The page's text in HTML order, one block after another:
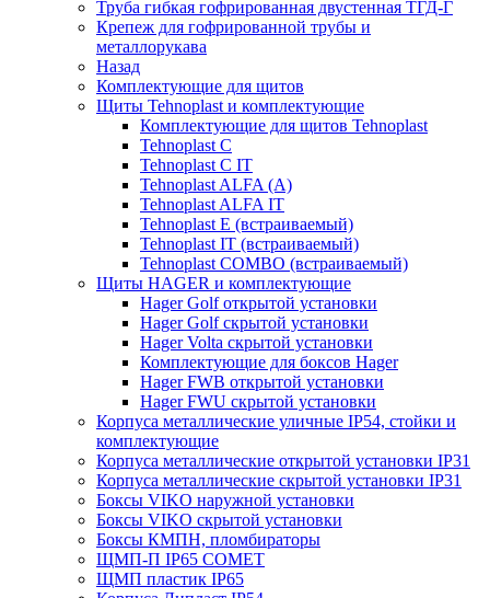
Труба гибкая гофрированная двустенная ТГД-Г
Крепеж для гофрированной трубы и
металлорукава
Назад
Комплектующие для щитов
Щиты Tehnoplast и комплектующие
Комплектующие для щитов Tehnoplast
Tehnoplast C
Tehnoplast C IT
Tehnoplast ALFA (А)
Tehnoplast ALFA IT
Tehnoplast E (встраиваемый)
Tehnoplast IT (встраиваемый)
Tehnoplast COMBO (встраиваемый)
Щиты HAGER и комплектующие
Hager Golf открытой установки
Hager Golf скрытой установки
Hager Volta скрытой установки
Комплектующие для боксов Hager
Hager FWB открытой установки
Hager FWU скрытой установки
Корпуса металлические уличные IP54, стойки и
комплектующие
Корпуса металлические открытой установки IP31
Корпуса металлические скрытой установки IP31
Боксы VIKO наружной установки
Боксы VIKO скрытой установки
Боксы КМПН, пломбираторы
ЩМП-П IP65 COMET
ЩМП пластик IP65